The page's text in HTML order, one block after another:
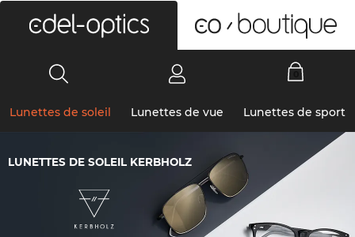
Lunettes de soleil Lunettes de vue Lunettes de sport
LUNETTES DE SOLEIL KERBHOLZ